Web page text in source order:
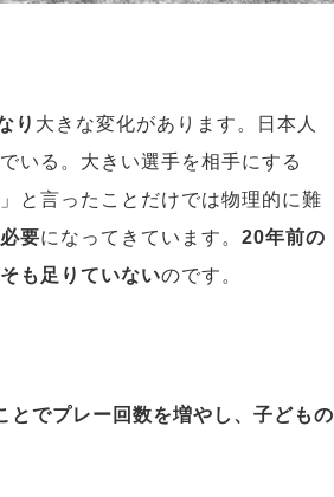
り 大きな変化があります。日本人
いる。大きい選手を相手にする
と言ったことだけでは物理的に難
要になってきています。 20年前の
も足りていないのです。
とでプレー回数を増やし、子どもの